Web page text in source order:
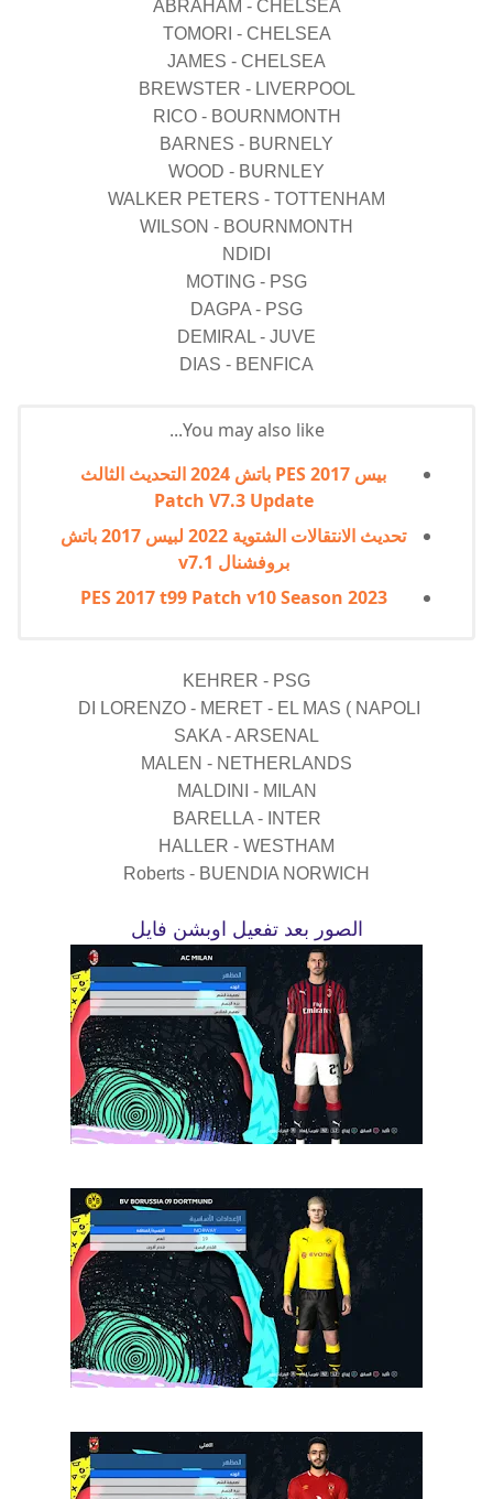
ABRAHAM - CHELSEA
TOMORI - CHELSEA
JAMES - CHELSEA
BREWSTER - LIVERPOOL
RICO - BOURNMONTH
BARNES - BURNELY
WOOD - BURNLEY
WALKER PETERS - TOTTENHAM
WILSON - BOURNMONTH
NDIDI
MOTING - PSG
DAGPA - PSG
DEMIRAL - JUVE
DIAS - BENFICA
You may also like...
بيس 2017 PES باتش 2024 التحديث الثالث
Patch V7.3 Update
تحديث الانتقالات الشتوية 2022 لبيس 2017 باتش
بروفشنال v7.1
PES 2017 t99 Patch v10 Season 2023
KEHRER - PSG
DI LORENZO - MERET - EL MAS ( NAPOLI
SAKA - ARSENAL
MALEN - NETHERLANDS
MALDINI - MILAN
BARELLA - INTER
HALLER - WESTHAM
Roberts - BUENDIA NORWICH
الصور بعد تفعيل اوبشن فايل